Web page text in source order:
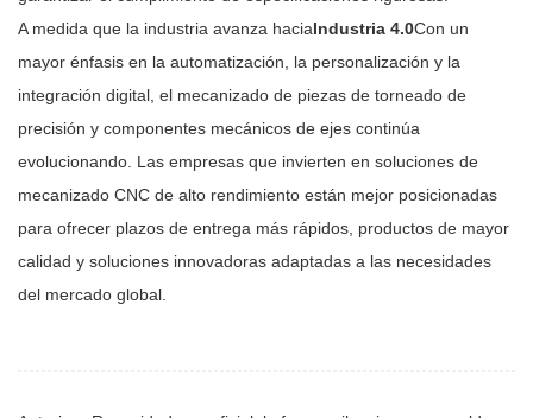
A medida que la industria avanza haciaIndustria 4.0Con un
mayor énfasis en la automatización, la personalización y la
integración digital, el mecanizado de piezas de torneado de
precisión y componentes mecánicos de ejes continúa
evolucionando. Las empresas que invierten en soluciones de
mecanizado CNC de alto rendimiento están mejor posicionadas
para ofrecer plazos de entrega más rápidos, productos de mayor
calidad y soluciones innovadoras adaptadas a las necesidades
del mercado global.